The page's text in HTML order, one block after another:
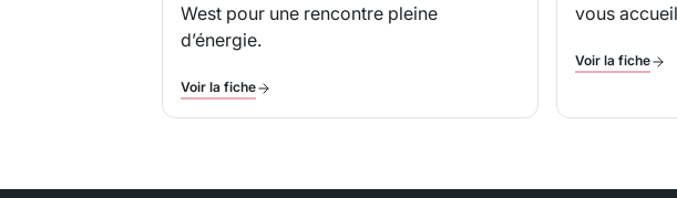
West pour une rencontre pleine
d’énergie.
Voir la fiche
vous
Voir la fiche